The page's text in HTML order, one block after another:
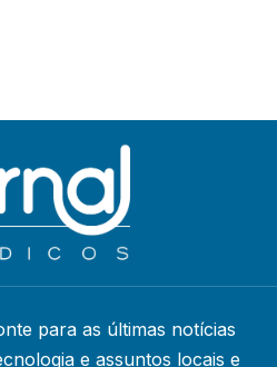
para as últimas notícias
e assuntos locais e